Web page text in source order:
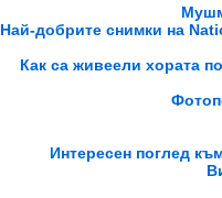
Най-добрите снимки на
Как са живеели хората
Интересен поглед